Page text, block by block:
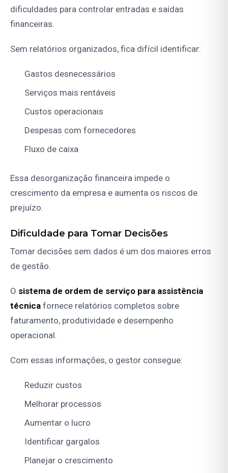
dificuldades para controlar entradas e saídas
financeiras.
Sem relatórios organizados, fica difícil identificar:
Gastos desnecessários
Serviços mais rentáveis
Custos operacionais
Despesas com fornecedores
Fluxo de caixa
Essa desorganização financeira impede o
crescimento da empresa e aumenta os riscos de
prejuízo.
Dificuldade para Tomar Decisões
Tomar decisões sem dados é um dos maiores erros
de gestão.
O sistema de ordem de serviço para assistência
técnica fornece relatórios completos sobre
faturamento, produtividade e desempenho
operacional.
Com essas informações, o gestor consegue:
Reduzir custos
Melhorar processos
Aumentar o lucro
Identificar gargalos
Planejar o crescimento